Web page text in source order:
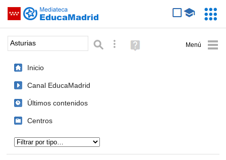
Saltar navegación
Palabra o frase: Búsqueda avanzada
Ayuda
(en
Inicio
Canal EducaMadrid
Últimos contenidos
Centros